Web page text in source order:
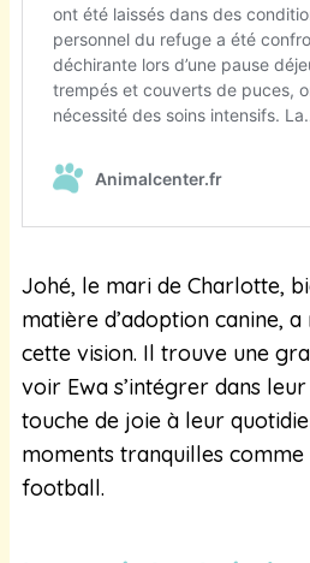
Johé, le mari de Charlotte,
matière d’adoption canine,
cette vision. Il trouve une
voir Ewa s’intégrer dans
touche de joie à leur
moments tranquilles comme
football.